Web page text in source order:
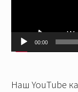
00:00
Наш YouTube